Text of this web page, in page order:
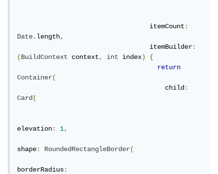
                                  itemCount
:
Date.length,
                                  itemBuilder
:
(BuildContext context, int index)
{
return
Container(
                                      child
:
Card(
elevation: 1,
shape: RoundedRectangleBorder(
borderRadius: